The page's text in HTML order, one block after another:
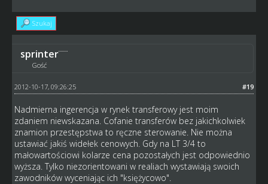
Szukaj
sprinter
Gość
#19
2012-10-17, 09:26:25
Nadmierna ingerencja w rynek transferowy jest moim
zdaniem niewskazana. Cofanie transferów bez jakichkolwiek
znamion przestępstwa to ręczne sterowanie. Nie można
ustawiać jakiś widełek cenowych. Gdy na LT 3/4 to
małowartościowi kolarze cena pozostałych jest odpowiednio
wyższa. Tylko niezorientowani w realiach wystawiają swoich
zawodników wyceniając ich "księżycowo".